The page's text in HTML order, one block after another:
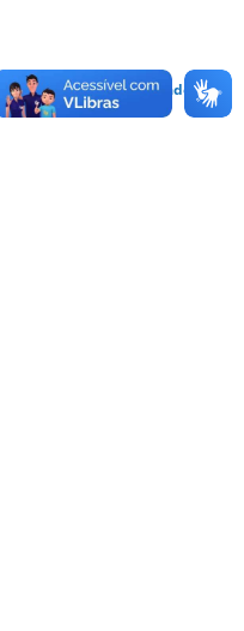
os direitos reservados.